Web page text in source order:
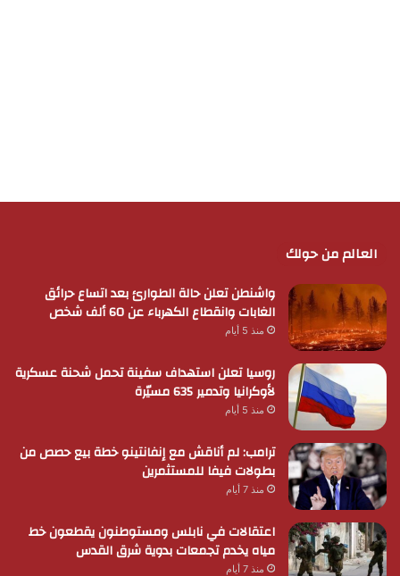
العالم من حولك
واشنطن تعلن حالة الطوارئ بعد اتساع حرائق
الغابات وانقطاع الكهرباء عن 60 ألف شخص
منذ 5 أيام
روسيا تعلن استهداف سفينة تحمل شحنة عسكرية
لأوكرانيا وتدمير 635 مسيّرة
منذ 5 أيام
ترامب: لم أناقش مع إنفانتينو خطة بيع حصص من
بطولات فيفا للمستثمرين
منذ 7 أيام
اعتقالات في نابلس ومستوطنون يقطعون خط
مياه يخدم تجمعات بدوية شرق القدس
منذ 7 أيام